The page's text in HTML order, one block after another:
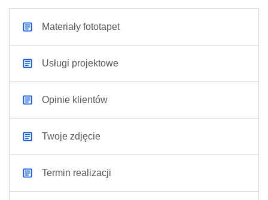
Materiały fototapet
Usługi projektowe
Opinie klientów
Twoje zdjęcie
Termin realizacji